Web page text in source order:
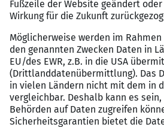
Zusammenarbeit in einem
Team aus Immobilien-,
Vermietungsexperten
Flache Hierarchien und
Entscheidungswege
Attraktive Vergütung sowie